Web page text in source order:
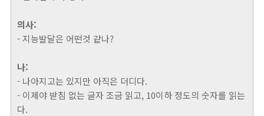
의사:
- 지능발달은 어떤것 같나?
나:
- 나아지고는 있지만 아직은 더디다.
- 이제야 받침 없는 글자 조금 읽고, 10이하 정도의 숫자를 읽는
다.